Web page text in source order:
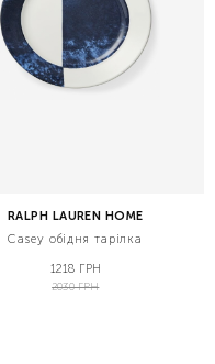
RALPH LAUREN HOME
Casey обідня тарілка
1218 ГРН
2030 ГРН